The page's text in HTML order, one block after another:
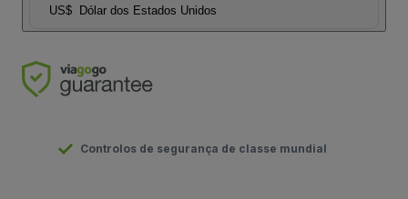
US$ Dólar dos Estados Unidos
Controlos de segurança de classe mundial